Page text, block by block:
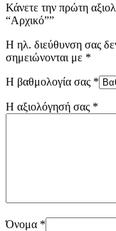
Κάνετε την πρώτη
“Αρχικό””
Η ηλ. διεύθυνση σας
σημειώνονται με *
Η βαθμολογία σας *
Η αξιολόγησή σας *
Όνομα *